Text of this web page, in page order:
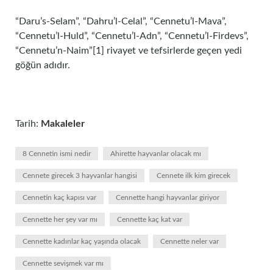
“Daru’s-Selam”, “Dahru’l-Celal”, “Cennetu’l-Mava”,
“Cennetu’l-Huld”, “Cennetu’l-Adn”, “Cennetu’l-Firdevs”,
“Cennetu’n-Naim”[1] rivayet ve tefsirlerde geçen yedi
göğün adıdır.
Tarih: Makaleler
8 Cennetin ismi nedir Ahirette hayvanlar olacak mı
Cennete girecek 3 hayvanlar hangisi Cennete ilk kim girecek
Cennetin kaç kapısı var Cennette hangi hayvanlar giriyor
Cennette her şey var mı Cennette kaç kat var
Cennette kadınlar kaç yaşında olacak Cennette neler var
Cennette sevişmek var mı